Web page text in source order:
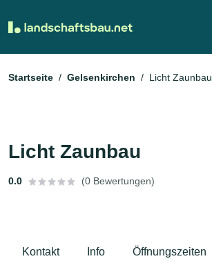
Startseite Gelsenkirchen Licht Zaunbau
Licht Zaunbau
0.0 (0 Bewertungen)
Kontakt Info Öffnungszeiten